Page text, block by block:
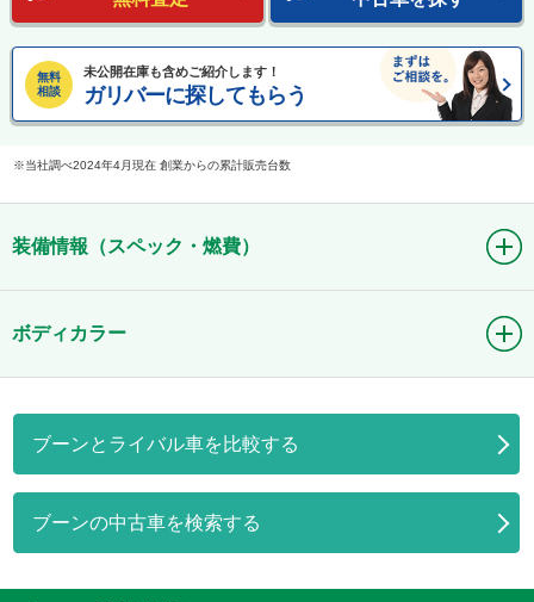
無料
相談
未公開在庫も含めご紹介します！
ガリバーに探してもらう
当社調べ2024年4月現在 創業からの累計販売台数
装備情報（スペック・燃費）
ボディカラー
ブーンとライバル車を比較する
ブーンの中古車を検索する